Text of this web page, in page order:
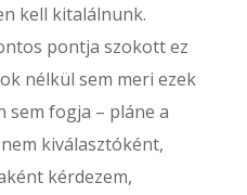
kell kitalálnunk.
pontja szokott ez
nélkül sem meri ezek
sem fogja – pláne a
kiválasztóként,
kérdezem,